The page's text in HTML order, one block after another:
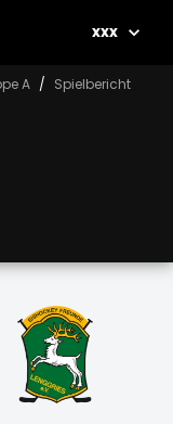
xxx
A Spielbericht